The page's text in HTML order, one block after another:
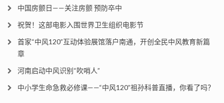
中国房颤日——关注房颤 预防卒中
祝贺！这部电影入围世界卫生组织电影节
首家“中风120”互动体验展馆落户南通，开创全民中风教育新篇
章
河南启动中风识别“吹哨人”
中小学生命急救必修课——“中风120”祖孙科普直播，你看了吗？